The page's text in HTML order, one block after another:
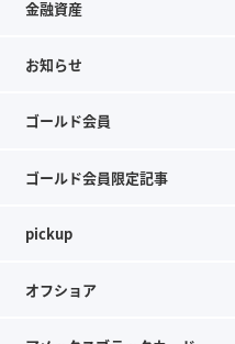
金融資産
お知らせ
ゴールド会員
ゴールド会員限定記事
pickup
オフショア